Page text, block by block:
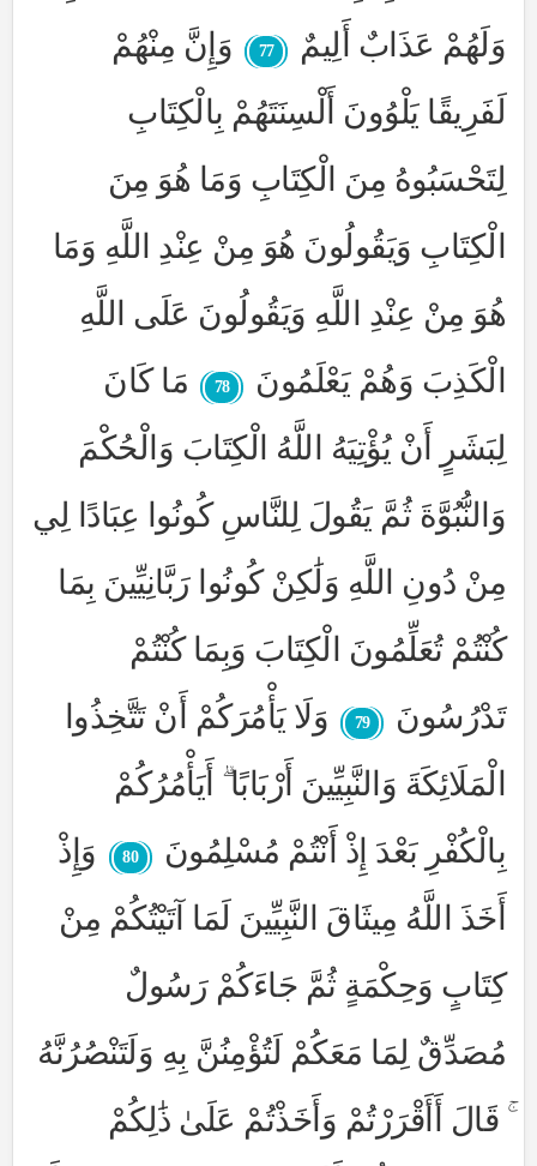
وَلَهُمْ عَذَابٌ أَلِيمٌ
77
وَإِنَّ مِنْهُمْ
لَفَرِيقًا يَلْوُونَ أَلْسِنَتَهُمْ بِالْكِتَابِ
لِتَحْسَبُوهُ مِنَ الْكِتَابِ وَمَا هُوَ مِنَ
الْكِتَابِ وَيَقُولُونَ هُوَ مِنْ عِنْدِ اللَّهِ وَمَا
هُوَ مِنْ عِنْدِ اللَّهِ وَيَقُولُونَ عَلَى اللَّهِ
الْكَذِبَ وَهُمْ يَعْلَمُونَ
78
مَا كَانَ
لِبَشَرٍ أَنْ يُؤْتِيَهُ اللَّهُ الْكِتَابَ وَالْحُكْمَ
وَالنُّبُوَّةَ ثُمَّ يَقُولَ لِلنَّاسِ كُونُوا عِبَادًا لِي
مِنْ دُونِ اللَّهِ وَلَٰكِنْ كُونُوا رَبَّانِيِّينَ بِمَا
كُنْتُمْ تُعَلِّمُونَ الْكِتَابَ وَبِمَا كُنْتُمْ
تَدْرُسُونَ
79
وَلَا يَأْمُرَكُمْ أَنْ تَتَّخِذُوا
الْمَلَائِكَةَ وَالنَّبِيِّينَ أَرْبَابًا ۗ أَيَأْمُرُكُمْ
بِالْكُفْرِ بَعْدَ إِذْ أَنْتُمْ مُسْلِمُونَ
80
وَإِذْ
أَخَذَ اللَّهُ مِيثَاقَ النَّبِيِّينَ لَمَا آتَيْتُكُمْ مِنْ
كِتَابٍ وَحِكْمَةٍ ثُمَّ جَاءَكُمْ رَسُولٌ
مُصَدِّقٌ لِمَا مَعَكُمْ لَتُؤْمِنُنَّ بِهِ وَلَتَنْصُرُنَّهُ
ۚ قَالَ أَأَقْرَرْتُمْ وَأَخَذْتُمْ عَلَىٰ ذَٰلِكُمْ